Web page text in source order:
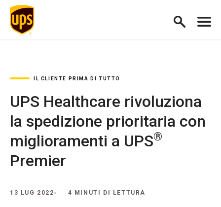
IL CLIENTE PRIMA DI TUTTO
UPS Healthcare rivoluziona
la spedizione prioritaria con
miglioramenti a UPS®
Premier
13 LUG 2022 4 MINUTI DI LETTURA